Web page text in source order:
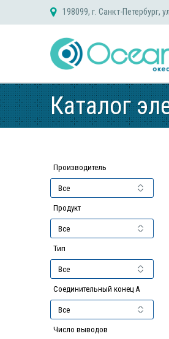
198099, г. Санкт-Петербург,
Каталог
Производитель
Продукт
Тип
Соединительный конец А
Число выводов